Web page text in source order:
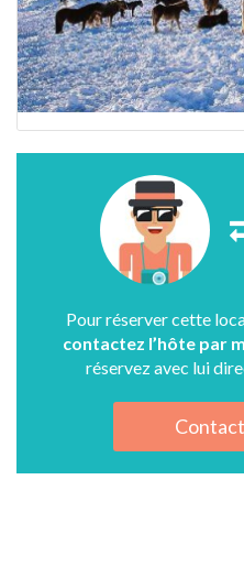
Pour réserver cette
contactez l’hôte par
réservez avec lui